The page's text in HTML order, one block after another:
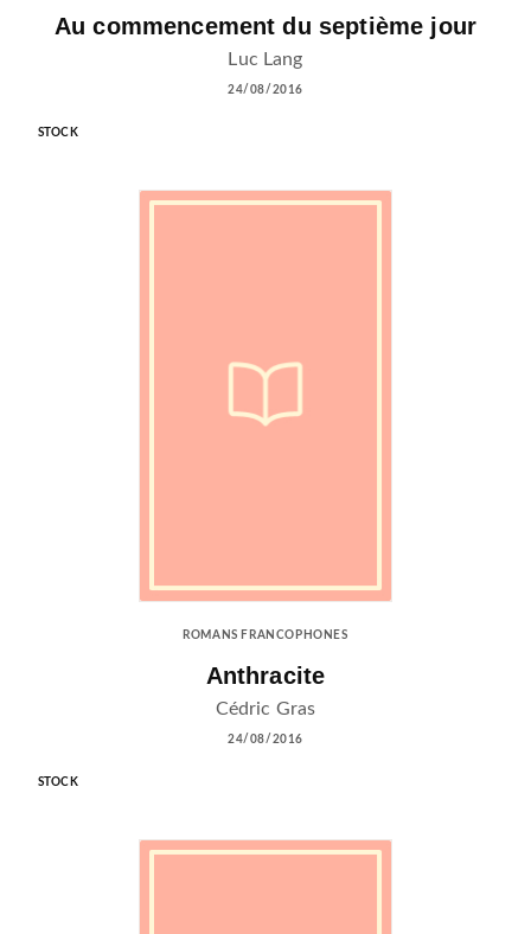
Au commencement du septième jour
Luc Lang
24/08/2016
STOCK
ROMANS FRANCOPHONES
Anthracite
Cédric Gras
24/08/2016
STOCK